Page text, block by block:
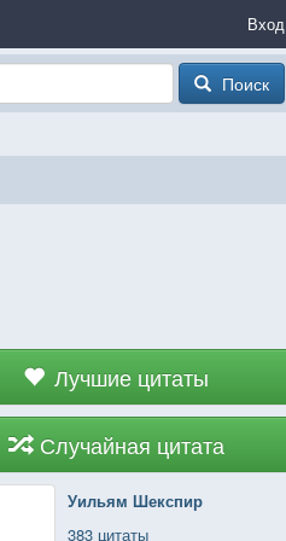
Вход
Поиск
Лучшие цитаты
Случайная цитата
Уильям Шекспир
383 цитаты